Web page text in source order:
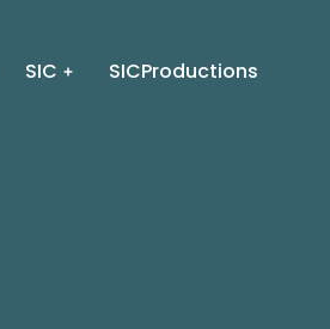
SIC SICProductions